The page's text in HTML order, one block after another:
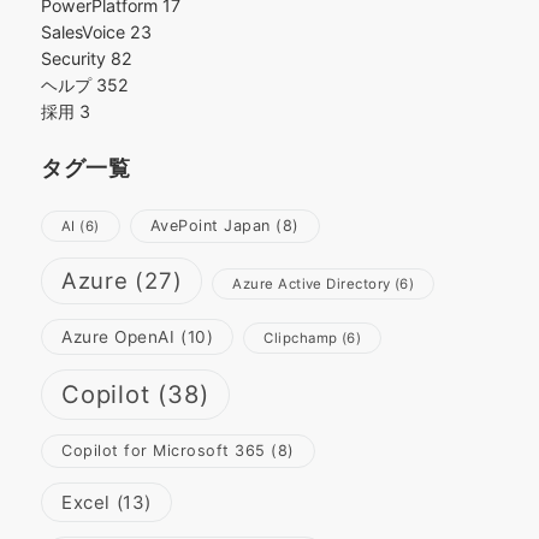
PowerPlatform 17
SalesVoice 23
Security 82
ヘルプ 352
採用 3
タグ一覧
AI (6) AvePoint Japan (8)
Azure (27) Azure Active Directory (6)
Azure OpenAI (10) Clipchamp (6)
Copilot (38)
Copilot for Microsoft 365 (8)
Excel (13)